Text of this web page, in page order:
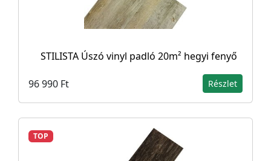
STILISTA Úszó vinyl padló 20m² hegyi fenyő
96 990 Ft Részlet
TOP